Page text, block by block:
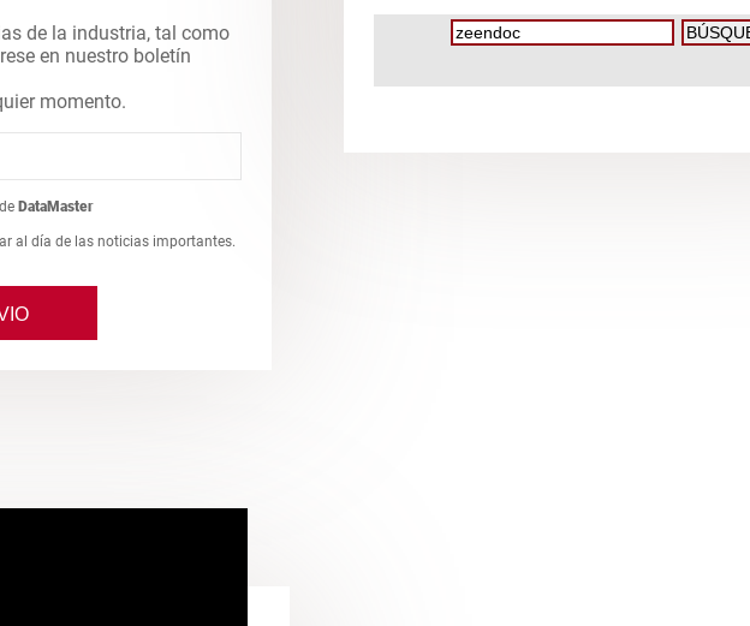
de la industria, tal como
en nuestro boletín
momento.
de DataMaster
al día de las noticias importantes.